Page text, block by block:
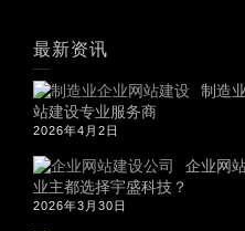
最新资讯
制造
站建设专业服务商
2026年4月2日
企业网
业主都选择宇盛科技？
2026年3月30日